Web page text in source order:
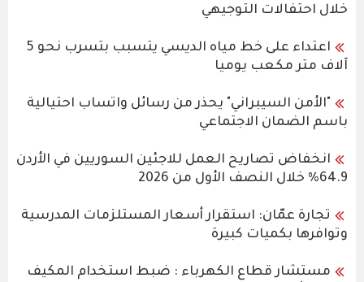
خلال احتفالات التوجيهي
اعتداء على خط مياه الديسي يتسبب بتسرب نحو 5
آلاف متر مكعب يوميا
"الأمن السيبراني" يحذر من رسائل واتساب احتيالية
باسم الضمان الاجتماعي
انخفاض تصاريح العمل للاجئين السوريين في الأردن
64.9% خلال النصف الأول من 2026
تجارة عمّان: استقرار أسعار المستلزمات المدرسية
وتوافرها بكميات كبيرة
مستشار قطاع الكهرباء : ضبط استخدام المكيف